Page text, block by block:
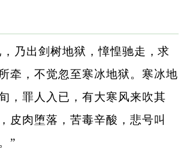
，乃出剑树地狱，慞惶驰走，求
牵，不觉忽至寒冰地狱。寒冰地
，罪人入已，有大寒风来吹其
皮肉堕落，苦毒辛酸，悲号叫
”